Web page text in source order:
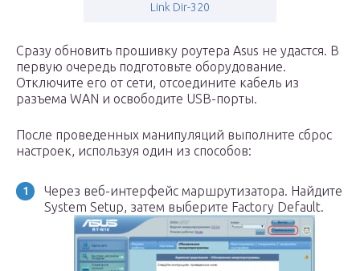
Link Dir-320
Сразу обновить прошивку роутера Asus не удастся. В
первую очередь подготовьте оборудование.
Отключите его от сети, отсоедините кабель из
разъема WAN и освободите USB-порты.
После проведенных манипуляций выполните сброс
настроек, используя один из способов:
Через веб-интерфейс маршрутизатора. Найдите
System Setup, затем выберите Factory Default.